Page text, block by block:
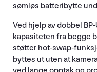
sømløs batteribytte
Ved hjelp av dobbel
kapasiteten fra begge
støtter hot-swap-
byttes ut uten at